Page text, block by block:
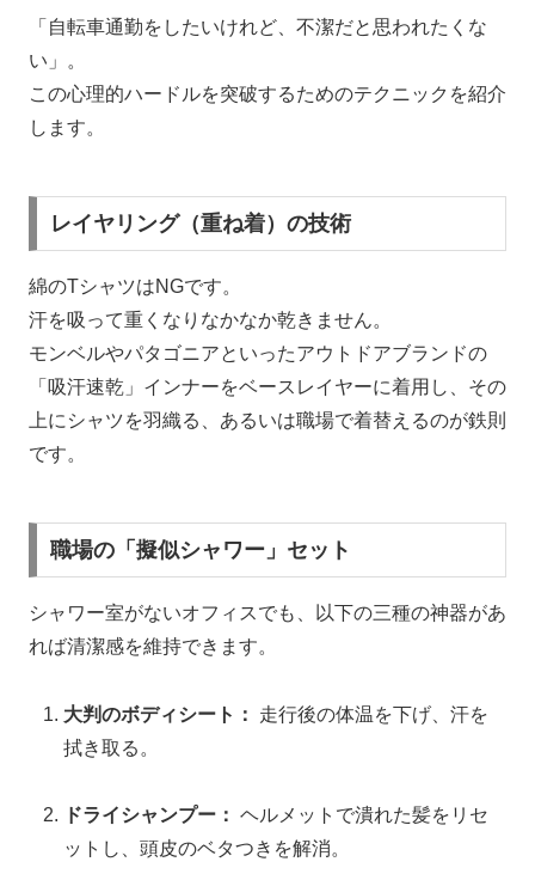
「自転車通勤をしたいけれど、不潔だと思われたくな
い」。
この心理的ハードルを突破するためのテクニックを紹介
します。
レイヤリング（重ね着）の技術
綿のTシャツはNGです。
汗を吸って重くなりなかなか乾きません。
モンベルやパタゴニアといったアウトドアブランドの
「吸汗速乾」インナーをベースレイヤーに着用し、その
上にシャツを羽織る、あるいは職場で着替えるのが鉄則
です。
職場の「擬似シャワー」セット
シャワー室がないオフィスでも、以下の三種の神器があ
れば清潔感を維持できます。
大判のボディシート：
走行後の体温を下げ、汗を
拭き取る。
ドライシャンプー： ヘルメットで潰れた髪をリセ
ットし、頭皮のベタつきを解消。